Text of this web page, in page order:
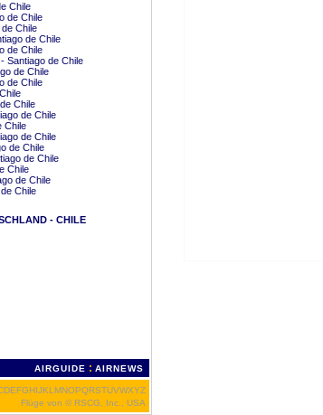
Chile
de Chile
Chile
de Chile
de Chile
Santiago de Chile
de Chile
de Chile
Chile
de Chile
Chile
de Chile
de Chile
de Chile
Chile
de Chile
Chile
- CHILE
AIRGUIDE : AIRNEWS
DEFGHIJKL MNOPQRSTUVWXYZ
Flüge von © RSCG, Inc., USA